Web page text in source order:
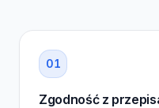
01
Zgodność z